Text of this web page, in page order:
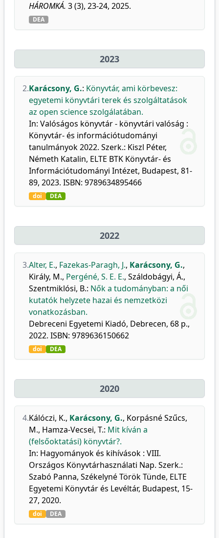
HÁROMKÁ. 3 (3), 23-24, 2025.
DEA
2023
2.Karácsony, G.: Könyvtár, ami körbevesz:
egyetemi könyvtári terek és szolgáltatások
az open science szolgálatában.
In: Valóságos könyvtár - könyvtári valóság :
Könyvtár- és információtudományi
tanulmányok 2022. Szerk.: Kiszl Péter,
Németh Katalin, ELTE BTK Könyvtár- és
Információtudományi Intézet, Budapest, 81-
89, 2023. ISBN: 9789634895466
doi DEA
2022
3.Alter, E., Fazekas-Paragh, J., Karácsony, G.,
Király, M., Pergéné, S. E. E., Száldobágyi, Á.,
Szentmiklósi, B.: Nők a tudományban: a női
kutatók helyzete hazai és nemzetközi
vonatkozásban.
Debreceni Egyetemi Kiadó, Debrecen, 68 p.,
2022. ISBN: 9789636150662
doi DEA
2020
4.Kálóczi, K., Karácsony, G., Korpásné Szűcs,
M., Hamza-Vecsei, T.: Mit kíván a
(felsőoktatási) könyvtár?.
In: Hagyományok és kihívások : VIII.
Országos Könyvtárhasználati Nap. Szerk.:
Szabó Panna, Székelyné Török Tünde, ELTE
Egyetemi Könyvtár és Levéltár, Budapest, 15-
27, 2020.
doi DEA